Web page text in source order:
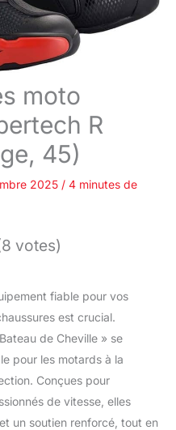
moto
R
45)
2025 / 4 minutes de
votes)
fiable pour vos
est crucial.
de Cheville » se
pour les motards à la
Conçues pour
de vitesse, elles
un soutien renforcé, tout en